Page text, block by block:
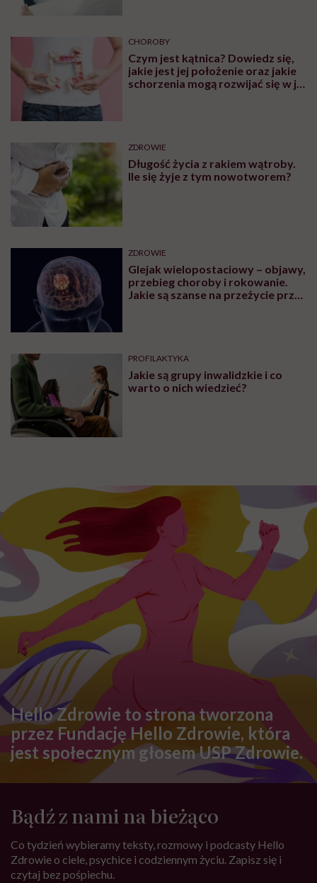
CHOROBY
Czym jest kątnica? Dowiedz się,
jakie jest jej położenie oraz jakie
schorzenia mogą rozwijać się w jej
ZDROWIE
Długość życia z rakiem wątroby.
Ile się żyje z tym nowotworem?
ZDROWIE
Glejak wielopostaciowy – objawy,
przebieg choroby i rokowanie.
Jakie są szanse na przeżycie przy
PROFILAKTYKA
Jakie są grupy inwalidzkie i co
warto o nich wiedzieć?
Hello Zdrowie to strona tworzona
przez Fundację Hello Zdrowie, która
jest społecznym głosem USP Zdrowie.
Bądź z nami na bieżąco
Co tydzień wybieramy teksty, rozmowy i podcasty Hello
Zdrowie o ciele, psychice i codziennym życiu. Zapisz się i
czytaj bez pośpiechu.